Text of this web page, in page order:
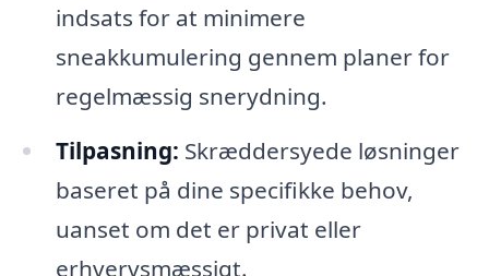
indsats for at minimere
sneakkumulering gennem planer for
regelmæssig snerydning.
Tilpasning: Skræddersyede løsninger
baseret på dine specifikke behov,
uanset om det er privat eller
erhvervsmæssigt.